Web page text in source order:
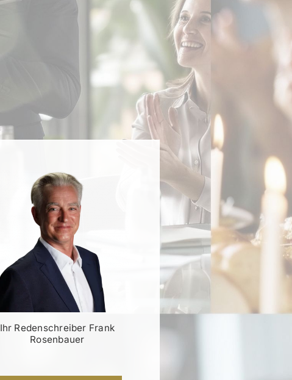
Ihr Redenschreiber Frank
Rosenbauer